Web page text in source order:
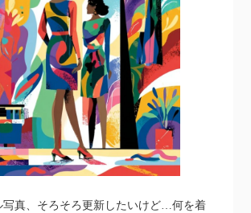
写真、そろそろ更新したいけど…何を着